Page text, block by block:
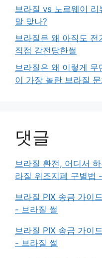
브라질 vs 노르웨이
말 맞나?
브라질은 왜 아직도 전
직접 감전당한썰
브라질은 왜 이렇게
이 가장 놀란 브라질
댓글
브라질 환전, 어디서
라질 위조지폐 구별법
브라질 PIX 송금 가이드
- 브라질 썰
브라질 PIX 송금 가이드
- 브라질 썰